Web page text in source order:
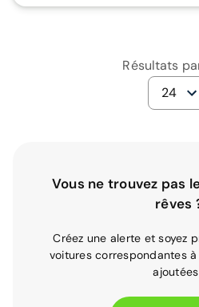
Résultats
24
Vous ne trouvez pas
rêves
Créez une alerte et soyez
voitures correspondantes